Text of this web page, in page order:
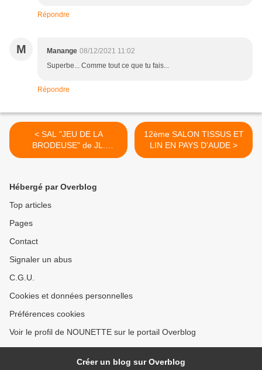
Répondre
M Manange 08/12/2021 11:02
Superbe... Comme tout ce que tu fais...
Répondre
< SAL "JEU DE LA
BRODEUSE" de JL.
GRANDSIRE 2ème
PHOTO LE 06.12
12ème SALON TISSUS ET
LIN EN PAYS D'AUDE >
Hébergé par Overblog
Top articles
Pages
Contact
Signaler un abus
C.G.U.
Cookies et données personnelles
Préférences cookies
Voir le profil de NOUNETTE sur le portail Overblog
Créer un blog sur Overblog